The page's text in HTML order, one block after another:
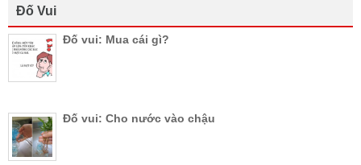
Đố Vui
Đố vui: Mua cái gì?
Đố vui: Cho nước vào chậu